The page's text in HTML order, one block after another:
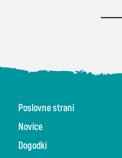
Poslovne strani
Novice
Dogodki